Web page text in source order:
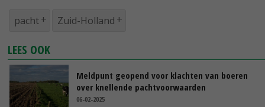
pacht Zuid-Holland
LEES OOK
Meldpunt geopend voor klachten van boeren
over knellende pachtvoorwaarden
06-02-2025